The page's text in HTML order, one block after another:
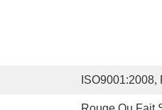
ISO9001:2008,